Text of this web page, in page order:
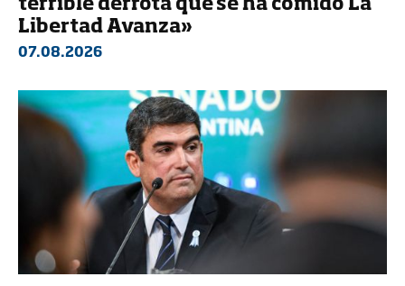
terrible derrota que se ha comido La
Libertad Avanza»
07.08.2026